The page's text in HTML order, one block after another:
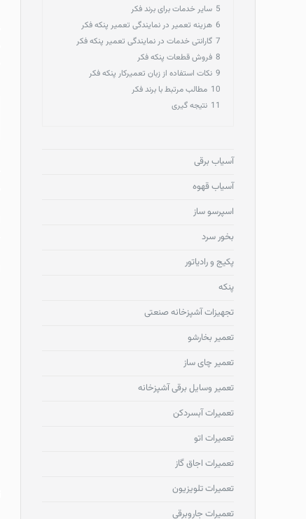
5 سایر خدمات برای برند فکر
6 هزینه تعمیر در نمایندگی تعمیر پنکه فکر
7 گارانتی خدمات در نمایندگی تعمیر پنکه فکر
8 فروش قطعات پنکه فکر
9 نکات استفاده از زبان تعمیرکار پنکه فکر
10 مطالب مرتبط با برند فکر
11 نتیجه گیری
آسیاب برقی
آسیاب قهوه
اسپرسو ساز
بخور سرد
پکیج و رادیاتور
پنکه
تجهیزات آشپزخانه صنعتی
تعمیر بخارشو
تعمیر چای ساز
تعمیر وسایل برقی آشپزخانه
تعمیرات آبسردکن
تعمیرات اتو
تعمیرات اجاق گاز
تعمیرات تلویزیون
تعمیرات جاروبرقی